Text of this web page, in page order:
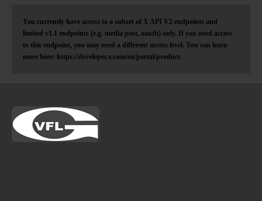
You currently have access to a subset of X API V2 endpoints and
limited v1.1 endpoints (e.g. media post, oauth) only. If you need access
to this endpoint, you may need a different access level. You can learn
more here: https://developer.x.com/en/portal/product